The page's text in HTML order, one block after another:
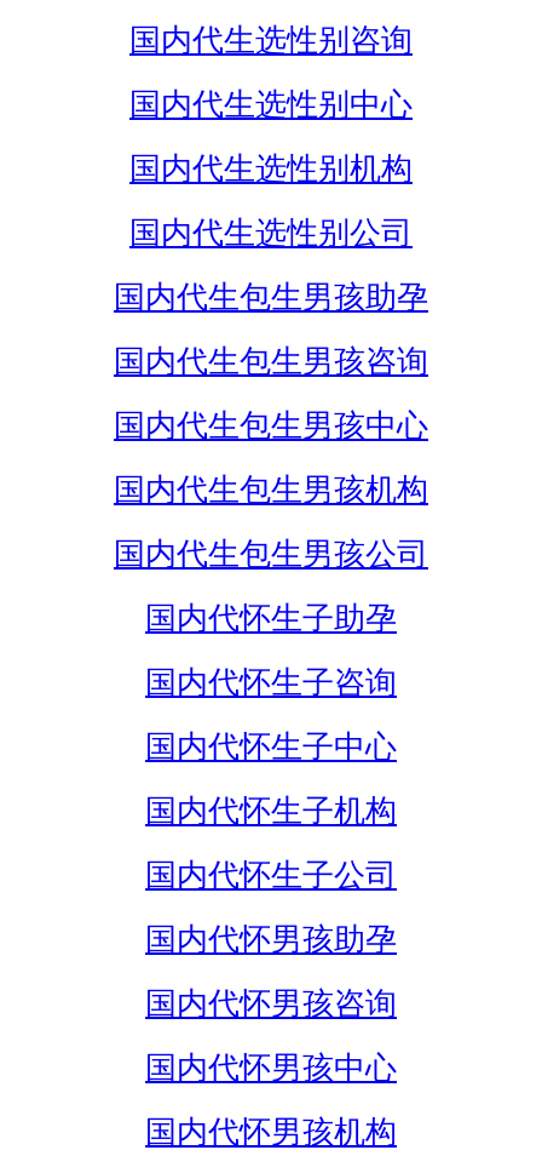
国内代生选性别咨询
国内代生选性别中心
国内代生选性别机构
国内代生选性别公司
国内代生包生男孩助孕
国内代生包生男孩咨询
国内代生包生男孩中心
国内代生包生男孩机构
国内代生包生男孩公司
国内代怀生子助孕
国内代怀生子咨询
国内代怀生子中心
国内代怀生子机构
国内代怀生子公司
国内代怀男孩助孕
国内代怀男孩咨询
国内代怀男孩中心
国内代怀男孩机构